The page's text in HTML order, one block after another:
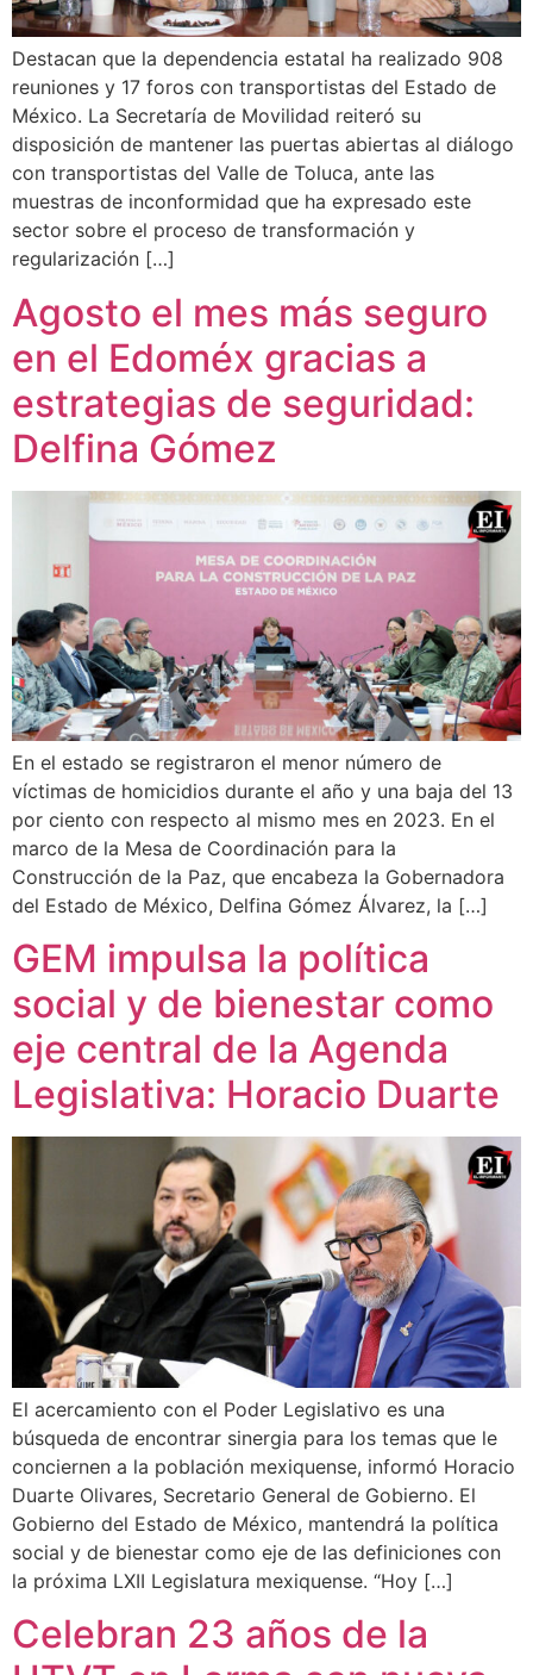
Destacan que la dependencia estatal ha realizado 908
reuniones y 17 foros con transportistas del Estado de
México. La Secretaría de Movilidad reiteró su
disposición de mantener las puertas abiertas al diálogo
con transportistas del Valle de Toluca, ante las
muestras de inconformidad que ha expresado este
sector sobre el proceso de transformación y
regularización […]
Agosto el mes más seguro
en el Edoméx gracias a
estrategias de seguridad:
Delfina Gómez
En el estado se registraron el menor número de
víctimas de homicidios durante el año y una baja del 13
por ciento con respecto al mismo mes en 2023. En el
marco de la Mesa de Coordinación para la
Construcción de la Paz, que encabeza la Gobernadora
del Estado de México, Delfina Gómez Álvarez, la […]
GEM impulsa la política
social y de bienestar como
eje central de la Agenda
Legislativa: Horacio Duarte
El acercamiento con el Poder Legislativo es una
búsqueda de encontrar sinergia para los temas que le
conciernen a la población mexiquense, informó Horacio
Duarte Olivares, Secretario General de Gobierno. El
Gobierno del Estado de México, mantendrá la política
social y de bienestar como eje de las definiciones con
la próxima LXII Legislatura mexiquense. “Hoy […]
Celebran 23 años de la